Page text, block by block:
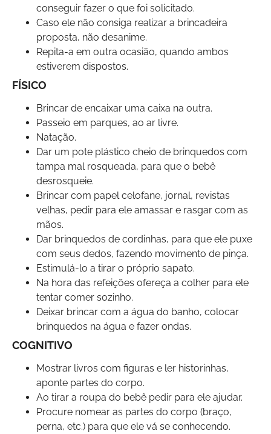
conseguir fazer o que foi solicitado.
Caso ele não consiga realizar a brincadeira
proposta, não desanime.
Repita-a em outra ocasião, quando ambos
estiverem dispostos.
FÍSICO
Brincar de encaixar uma caixa na outra.
Passeio em parques, ao ar livre.
Natação.
Dar um pote plástico cheio de brinquedos com
tampa mal rosqueada, para que o bebê
desrosqueie.
Brincar com papel celofane, jornal, revistas
velhas, pedir para ele amassar e rasgar com as
mãos.
Dar brinquedos de cordinhas, para que ele puxe
com seus dedos, fazendo movimento de pinça.
Estimulá-lo a tirar o próprio sapato.
Na hora das refeições ofereça a colher para ele
tentar comer sozinho.
Deixar brincar com a água do banho, colocar
brinquedos na água e fazer ondas.
COGNITIVO
Mostrar livros com figuras e ler historinhas,
aponte partes do corpo.
Ao tirar a roupa do bebê pedir para ele ajudar.
Procure nomear as partes do corpo (braço,
perna, etc.) para que ele vá se conhecendo.